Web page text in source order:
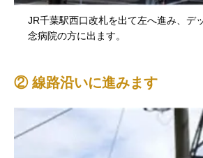
JR千葉駅西口改札を出て左へ進み、デ
念病院の方に出ます。
② 線路沿いに進みます